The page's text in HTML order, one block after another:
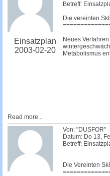
Einsatzplan
2003-02-20
Betreff:
Die vereinten
Neues
Metabolismus
Read more...
Von: "DUSFOR"
Datum: Do 13,
Betreff:
Die Vereinten